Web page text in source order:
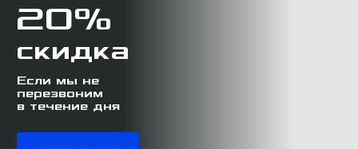
20%
скидка
Если мы не
перезвоним
в течение дня